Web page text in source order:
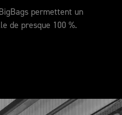
permettent un
de presque 100 %.